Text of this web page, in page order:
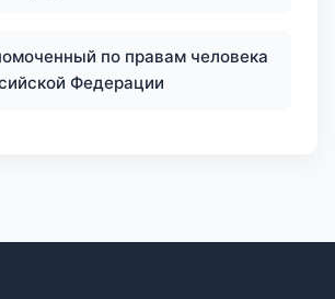
по правам человека
Федерации